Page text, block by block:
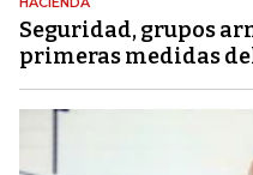
Seguridad, grupos
primeras medidas